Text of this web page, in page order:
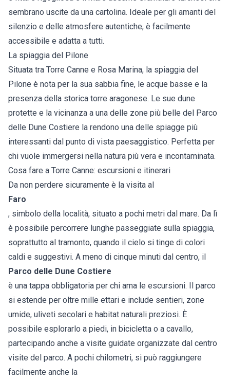
sembrano uscite da una cartolina. Ideale per gli amanti del
silenzio e delle atmosfere autentiche, è facilmente
accessibile e adatta a tutti.
La spiaggia del Pilone
Situata tra Torre Canne e Rosa Marina, la spiaggia del
Pilone è nota per la sua sabbia fine, le acque basse e la
presenza della storica torre aragonese. Le sue dune
protette e la vicinanza a una delle zone più belle del Parco
delle Dune Costiere la rendono una delle spiagge più
interessanti dal punto di vista paesaggistico. Perfetta per
chi vuole immergersi nella natura più vera e incontaminata.
Cosa fare a Torre Canne: escursioni e itinerari
Da non perdere sicuramente è la visita al
Faro
, simbolo della località, situato a pochi metri dal mare. Da lì
è possibile percorrere lunghe passeggiate sulla spiaggia,
soprattutto al tramonto, quando il cielo si tinge di colori
caldi e suggestivi. A meno di cinque minuti dal centro, il
Parco delle Dune Costiere
è una tappa obbligatoria per chi ama le escursioni. Il parco
si estende per oltre mille ettari e include sentieri, zone
umide, uliveti secolari e habitat naturali preziosi. È
possibile esplorarlo a piedi, in bicicletta o a cavallo,
partecipando anche a visite guidate organizzate dal centro
visite del parco. A pochi chilometri, si può raggiungere
facilmente anche la